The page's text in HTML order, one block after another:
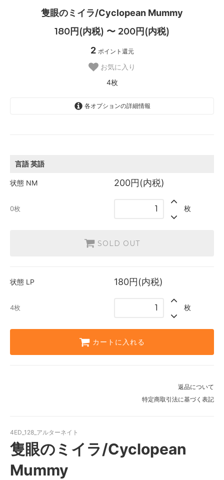
隻眼のミイラ/Cyclopean Mummy
180円(内税) 〜 200円(内税)
2 ポイント還元
お気に入り
4枚
各オプションの詳細情報
英語
180円(内税)
言語英語
状態 NM 200円(内税)
0枚 枚
SOLD OUT
状態 LP 180円(内税)
4枚 枚
カートに入れる
返品について
特定商取引法に基づく表記
4ED_128_アルターネイト
隻眼のミイラ/Cyclopean
Mummy